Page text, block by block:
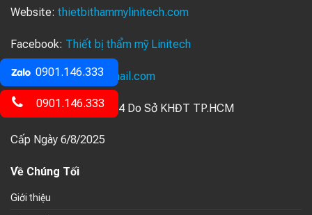
Website: thietbithammylinitech.com
Facebook: Thiết bị thẩm mỹ Linitech
Email:ledulinh12@gmail.com
Số GPKD: 0319091114 Do Sở KHĐT TP.HCM
Cấp Ngày 6/8/2025
Về Chúng Tối
Giới thiệu
0901.146.333
0901.146.333